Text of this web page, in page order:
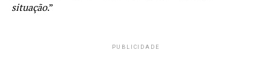
situação.”
PUBLICIDADE